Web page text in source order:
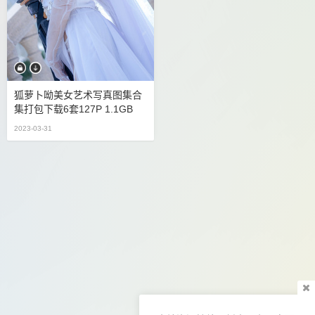
狐萝卜呦美女艺术写真图集合
集打包下载6套127P 1.1GB
2023-03-31